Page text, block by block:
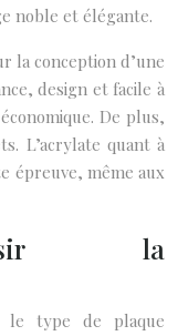
noble et élégante.
la conception d’une
design et facile à
De plus,
L’acrylate quant à
épreuve, même aux
la
le type de plaque